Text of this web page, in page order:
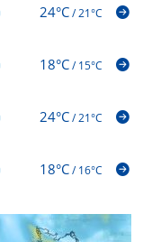
24°C/21°C
18°C/15°C
24°C/21°C
18°C/16°C